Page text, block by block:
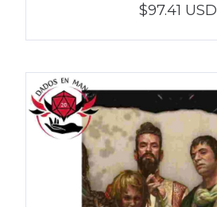
$97.41 USD